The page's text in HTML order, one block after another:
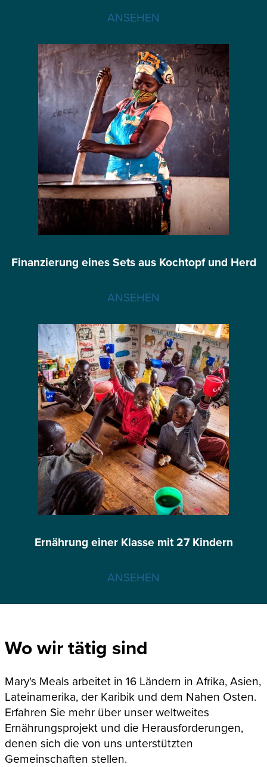
ANSEHEN
Finanzierung eines Sets aus Kochtopf und Herd
ANSEHEN
Ernährung einer Klasse mit 27 Kindern
ANSEHEN
Wo wir tätig sind
Mary's Meals arbeitet in 16 Ländern in Afrika, Asien,
Lateinamerika, der Karibik und dem Nahen Osten.
Erfahren Sie mehr über unser weltweites
Ernährungsprojekt und die Herausforderungen,
denen sich die von uns unterstützten
Gemeinschaften stellen.